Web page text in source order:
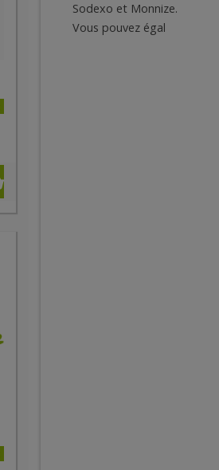
Sodexo et Monnize.
Vous pouvez égal